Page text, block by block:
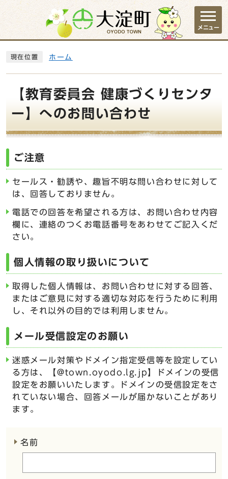
ページの先頭です
メニュー
現在位置 ホーム
【教育委員会 健康づくりセンタ
ー】へのお問い合わせ
ご注意
セールス・勧誘や、趣旨不明な問い合わせに対して
は、回答しておりません。
電話での回答を希望される方は、お問い合わせ内容
欄に、連絡のつくお電話番号をあわせてご記入くだ
さい。
個人情報の取り扱いについて
取得した個人情報は、お問い合わせに対する回答、
またはご意見に対する適切な対応を行うために利用
し、それ以外の目的では利用しません。
メール受信設定のお願い
迷惑メール対策やドメイン指定受信等を設定してい
る方は、【@town.oyodo.lg.jp】ドメインの受信
設定をお願いいたします。ドメインの受信設定をさ
れていない場合、回答メールが届かないことがあり
ます。
名前